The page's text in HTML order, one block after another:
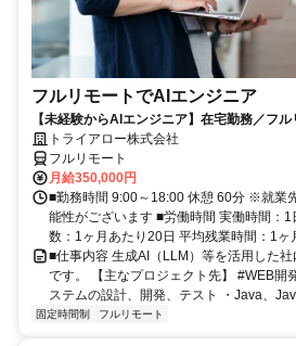
フルリモートでAIエンジニア
【未経験からAIエンジニア】在宅勤務／フ
仕事にする
トライアロー株式会社
フルリモート
月給350,000円
■勤務時間 9:00～18:00 休憩 60分 ※就業
能性がございます ■労働時間 実働時間：1
数：1ヶ月あたり20日 平均残業時間：1ヶ
■仕事内容 生成AI（LLM）等を活用した
です。 【主なプロジェクト先】 #WEB開
ステムの設計、開発、テスト ・Java、
固定時間制 フルリモート